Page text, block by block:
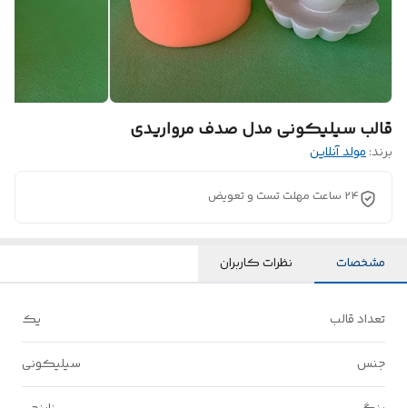
قالب سیلیکونی مدل صدف مرواریدی
برند:مولد آنلاین
24 ساعت مهلت تست و تعویض
مشخصات نظرات کاربران
تعداد قالب یک
جنس سیلیکونی